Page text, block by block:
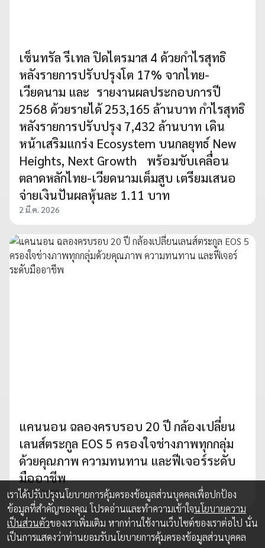
เซ็นทรัล รีเทล ปิดไตรมาส 4 ด้วยกำไรสุทธิ
หลังรายการปรับปรุงโต 17% จากไทย-
เวียดนาม และ รายงานผลประกอบการปี
2568 ด้วยรายได้ 253,165 ล้านบาท กำไรสุทธิ
หลังรายการปรับปรุง 7,432 ล้านบาท เดิน
หน้าเสริมแกร่ง Ecosystem บนกลยุทธ์ New
Heights, Next Growth พร้อมขับเคลื่อน
ตลาดหลักไทย-เวียดนามเต็มสูบ เตรียมเสนอ
จ่ายเงินปันผลหุ้นละ 1.11 บาท
2 มี.ค. 2026
แคนนอน ฉลองครบรอบ 20 ปี กล้องเปลี่ยน
เลนส์ตระกูล EOS 5 ครองใจช่างภาพทุกกลุ่ม
ด้วยคุณภาพ ความทนทาน และฟีเจอร์ระดับ
มืออาชีพ
7 ส.ค. 2025
เราได้ปรับปรุงนโยบายการคุ้มครองข้อมูลส่วนบุคคลเพื่อปกป้อง
ข้อมูลที่สำคัญของคุณ โปรดอ่านและทำความเข้าใจนโยบายความ
เป็นส่วนตัวของเราเพิ่มเติม หากท่านใช้งานเว็บไซต์ของเราต่อไป นั่น
เป็นการแสดงว่าท่านยอมรับนโยบายการคุ้มครองข้อมูลส่วนบุคคล